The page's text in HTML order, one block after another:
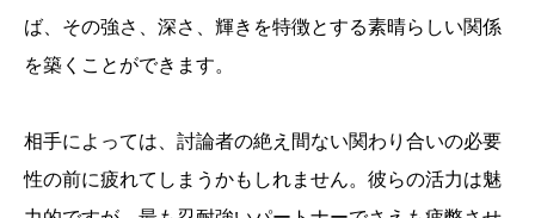
ば、その強さ、深さ、輝きを特徴とする素晴らしい関係
を築くことができます。
相手によっては、討論者の絶え間ない関わり合いの必要
性の前に疲れてしまうかもしれません。彼らの活力は魅